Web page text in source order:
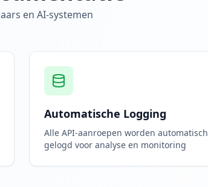
en AI-systemen
Automatische Logging
Alle API-aanroepen worden automatisch
gelogd voor analyse en monitoring